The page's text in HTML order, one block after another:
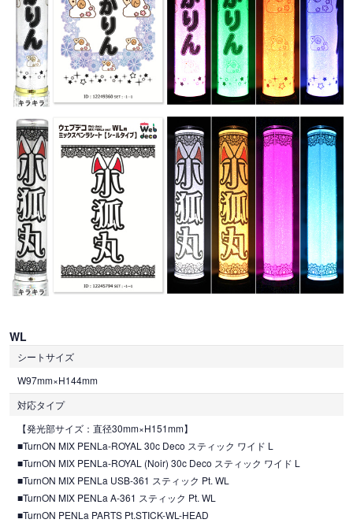
WL
シートサイズ
W97mm×H144mm
対応タイプ
【発光部サイズ：直径30mm×H151mm】
■TurnON MIX PENLa-ROYAL 30c Deco スティック ワイド L
■TurnON MIX PENLa-ROYAL (Noir) 30c Deco スティック ワイド L
■TurnON MIX PENLa USB-361 スティック Pt. WL
■TurnON MIX PENLa A-361 スティック Pt. WL
■TurnON PENLa PARTS Pt.STICK-WL-HEAD